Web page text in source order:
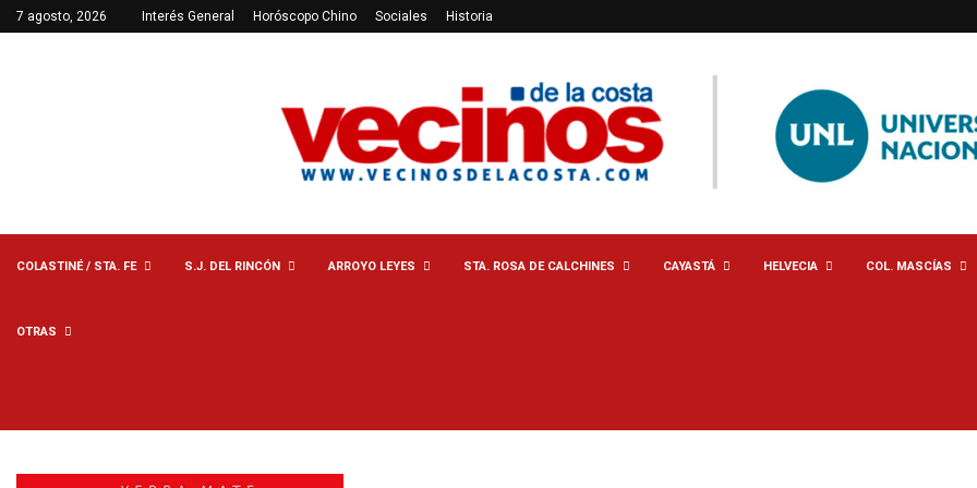
7 agosto, 2026 Interés General Horóscopo Chino Sociales Historia
COLASTINÉ / STA. FE S.J. DEL RINCÓN ARROYO LEYES STA. ROSA DE CALCHINES CAYASTÁ HELVECIA COL. MASCÍAS
OTRAS